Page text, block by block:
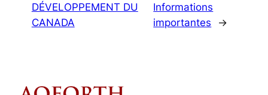
DÉVELOPPEMENT DU
CANADA
Informations
importantes
→